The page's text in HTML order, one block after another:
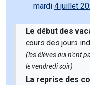
mardi 4 juillet
Le début des
cours des jours
(les élèves qui n'ont
le vendredi soir)
La reprise des